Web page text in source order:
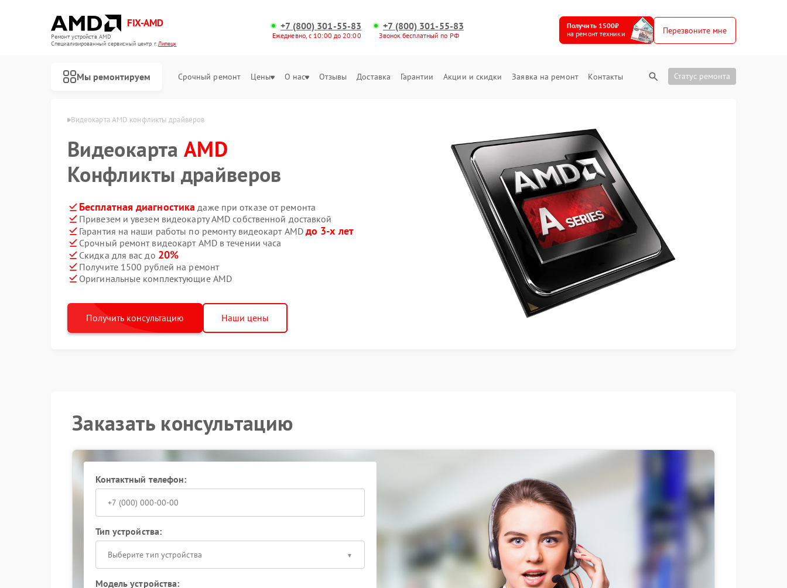
FIX-AMD
Ремонт устройств AMD
Специализированный cервисный центр г.Липецк
+7 (800) 301-55-83
Ежедневно, с 10:00 до 20:00
+7 (800) 301-55-83
Звонок бесплатный по РФ
Получить 1500₽
на ремонт техники
Перезвоните мне
Мы ремонтируем Срочный ремонт Цены О нас Отзывы Доставка Гарантии Акции и скидки Заявка на ремонт Контакты Статус ремонта
Видеокарта AMD конфликты драйверов
Видеокарта AMD
Конфликты драйверов
Бесплатная диагностика даже при отказе от ремонта
Привезем и увезем видеокарту AMD собственной доставкой
Гарантия на наши работы по ремонту видеокарт AMD до 3-х лет
Срочный ремонт видеокарт AMD в течении часа
Скидка для вас до 20%
Получите 1500 рублей на ремонт
Оригинальные комплектующие AMD
Получить консультацию Наши цены
Заказать консультацию
Контактный телефон:
Тип устройства:
Выберите тип устройства
Модель устройства: